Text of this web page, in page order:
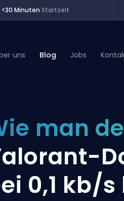
<30 Minuten Startzeit
uns Blog Jobs
man
0,1 kb/